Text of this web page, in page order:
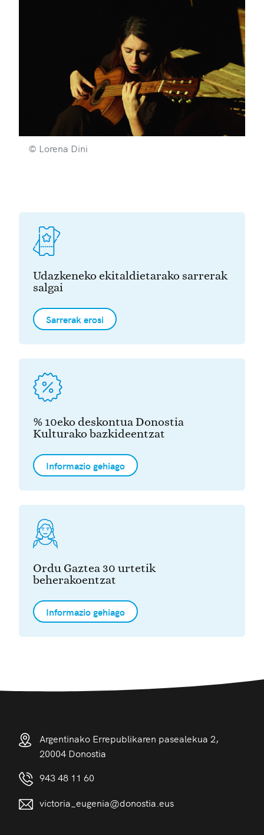
© Lorena Dini
Udazkeneko ekitaldietarako sarrerak
salgai
Sarrerak erosi
% 10eko deskontua Donostia
Kulturako bazkideentzat
Informazio gehiago
Ordu Gaztea 30 urtetik
beherakoentzat
Informazio gehiago
Argentinako Errepublikaren pasealekua 2,
20004 Donostia
943 48 11 60
victoria_eugenia@donostia.eus